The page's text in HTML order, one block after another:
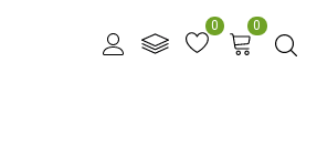
0 0